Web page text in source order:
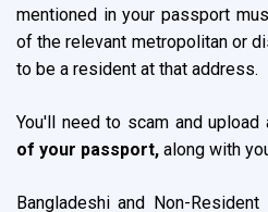
mentioned in your passport
of the relevant metropolitan or
to be a resident at that address.
You'll need to scam and
of your passport, along with
Bangladeshi and Non-